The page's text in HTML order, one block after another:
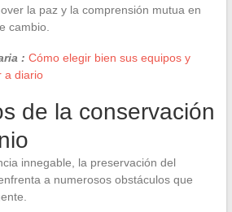
la paz y la comprensión mutua en
cambio.
: Cómo elegir bien sus equipos y
a diario
de la conservación
innegable, la preservación del
a numerosos obstáculos que